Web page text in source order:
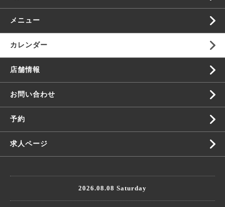
メニュー
カレンダー
店舗情報
お問い合わせ
予約
求人ページ
2026.08.08 Saturday